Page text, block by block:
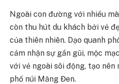
Ngoài con đường với nhiều
còn thu hút du khách bởi vẻ
của thiên nhiên. Dạo quanh
cảm nhận sự gần gũi, mộc
với vẻ ngoài sôi động, tạo
phố núi Măng Đen.